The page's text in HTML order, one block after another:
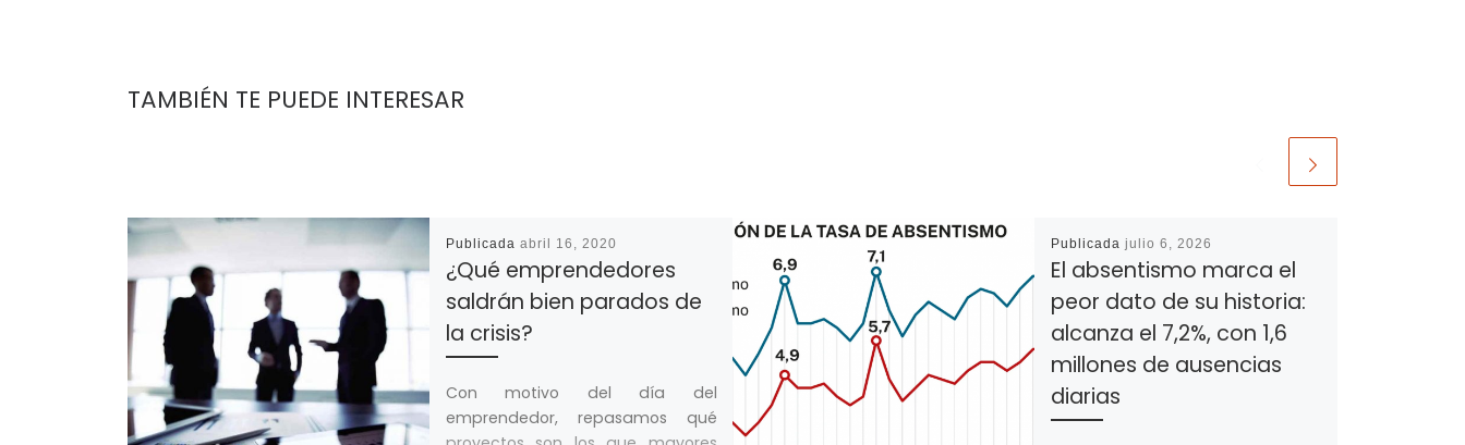
TAMBIÉN TE PUEDE INTERESAR
Publicada abril 16, 2020
¿Qué emprendedores
saldrán bien parados de
la crisis?
Con motivo del día del
emprendedor, repasamos qué
Publicada julio 6, 2026
El absentismo marca el
peor dato de su historia:
alcanza el 7,2%, con 1,6
millones de ausencias
diarias